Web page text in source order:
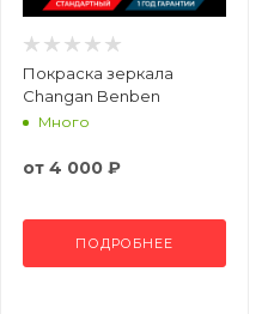
Покраска зеркала
Changan Benben
Много
от 4 000 ₽
ПОДРОБНЕЕ